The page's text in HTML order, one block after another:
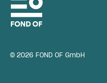
© 2026 FOND OF GmbH